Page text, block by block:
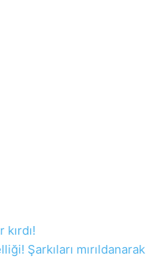
Şarkıları mırıldanarak